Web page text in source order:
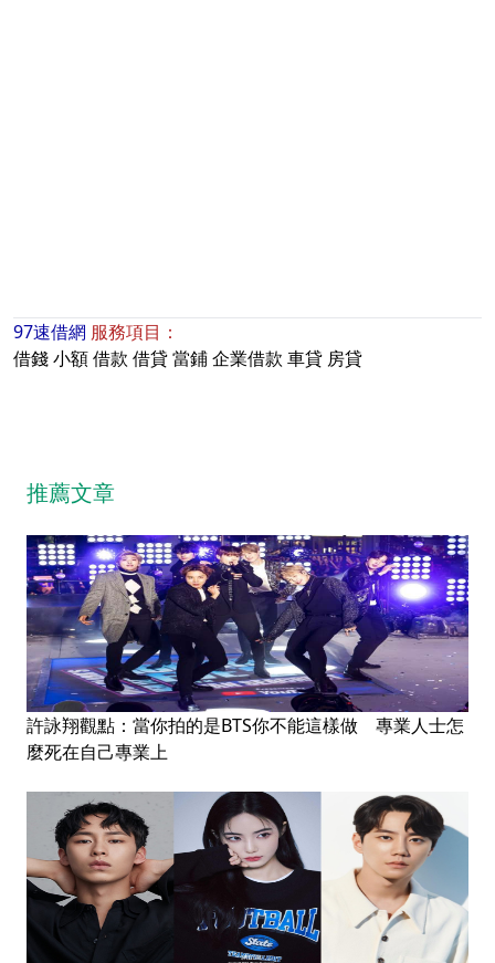
97速借網 服務項目：
借錢小額借款 借貸當鋪企業借款 車貸 房貸
推薦文章
許詠翔觀點：當你拍的是BTS你不能這樣做 專業人士怎
麼死在自己專業上